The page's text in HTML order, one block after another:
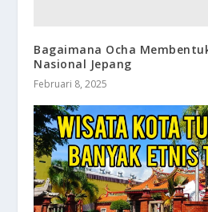
Bagaimana Ocha
Nasional Jepang
Februari 8, 2025